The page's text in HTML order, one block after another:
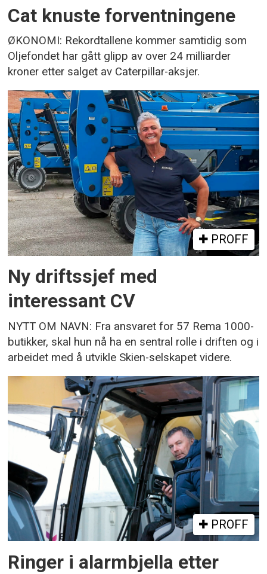
Cat knuste forventningene
ØKONOMI: Rekordtallene kommer samtidig som
Oljefondet har gått glipp av over 24 milliarder
kroner etter salget av Caterpillar-aksjer.
PROFF
Ny driftssjef med
interessant CV
NYTT OM NAVN: Fra ansvaret for 57 Rema 1000-
butikker, skal hun nå ha en sentral rolle i driften og i
arbeidet med å utvikle Skien-selskapet videre.
PROFF
Ringer i alarmbjella etter